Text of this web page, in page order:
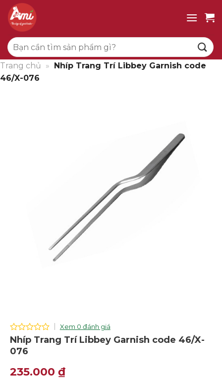
qua
dung
Tìm
kiếm:
Trang chủ » Nhíp Trang Trí Libbey Garnish code
46/X-076
0
out
of
Xem 0 đánh giá
Nhíp Trang Trí Libbey Garnish code 46/X-
076
235.000 ₫